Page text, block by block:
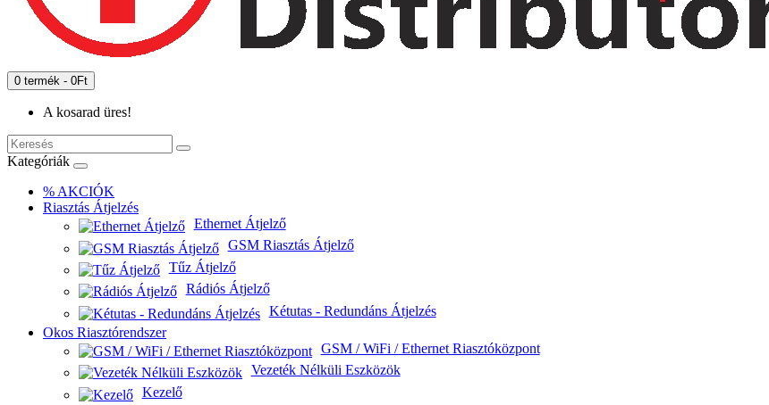
0 termék - 0Ft
A kosarad üres!
Kategóriák
% AKCIÓK
Riasztás Átjelzés
Ethernet Átjelző
GSM Riasztás Átjelző
Tűz Átjelző
Rádiós Átjelző
Kétutas - Redundáns Átjelzés
Okos Riasztórendszer
GSM / WiFi / Ethernet Riasztóközpont
Vezeték Nélküli Eszközök
Kezelő